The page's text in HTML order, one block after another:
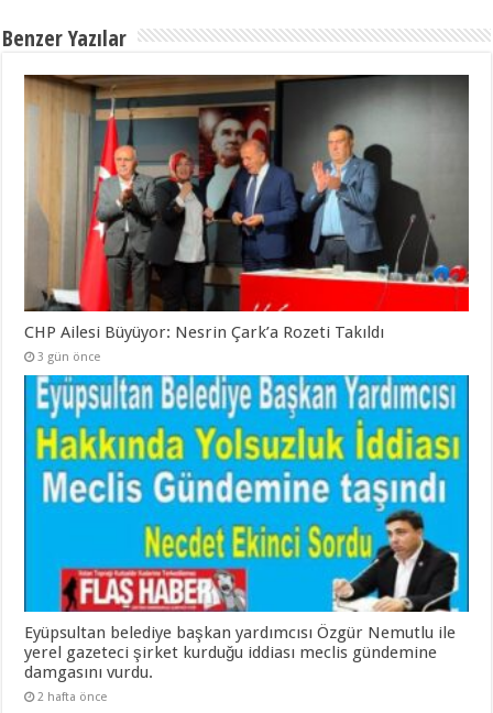
Benzer Yazılar
CHP Ailesi Büyüyor: Nesrin Çark’a Rozeti Takıldı
3 gün önce
Eyüpsultan belediye başkan yardımcısı Özgür Nemutlu ile
yerel gazeteci şirket kurduğu iddiası meclis gündemine
damgasını vurdu.
2 hafta önce